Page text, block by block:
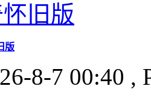
旧版
版
8-7 00:40 ,